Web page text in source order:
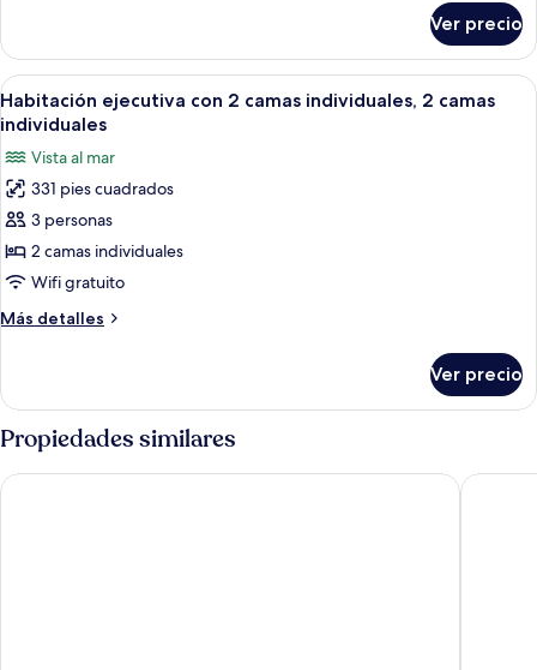
King
size
ejecutiva,
cama
King
Ver precio
Abrir
todas
fotos
de
Habitación
ejecutiva
con
2
camas
2
camas
individuales
Habitación de hotel con dos camas,
5
Habitación ejecutiva con 2 camas individuales, 2 camas
individuales
Vista al mar
331 pies cuadrados
3 personas
2 camas individuales
Wifi gratuito
Más detalles
Más
ejecutiva
2
individuales,
Ver precio
Propiedades similares
Hilton Colombo Residence Marino